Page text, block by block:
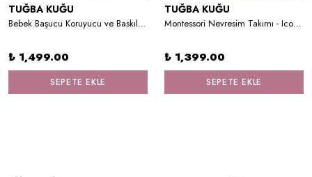
TUĞBA KUĞU
Bebek Başucu Koruyucu ve Baskılı Çarşaflı Uyku Seti - Pure Baby Serisi - Doodle Unicorn
₺ 1,499.00
SEPETE EKLE
TUĞBA KUĞU
Montessori Nevresim Takımı - Iconic Serisi - Astronot Ayıcık
₺ 1,399.00
SEPETE EKLE